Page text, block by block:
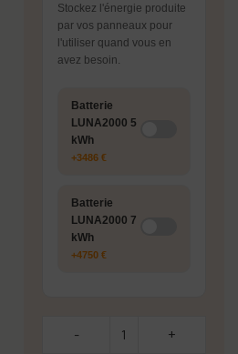
Stockez l'énergie produite
par vos panneaux pour
l'utiliser quand vous en
avez besoin.
Batterie
LUNA2000 5
kWh
+3486 €
Batterie
LUNA2000 7
kWh
+4750 €